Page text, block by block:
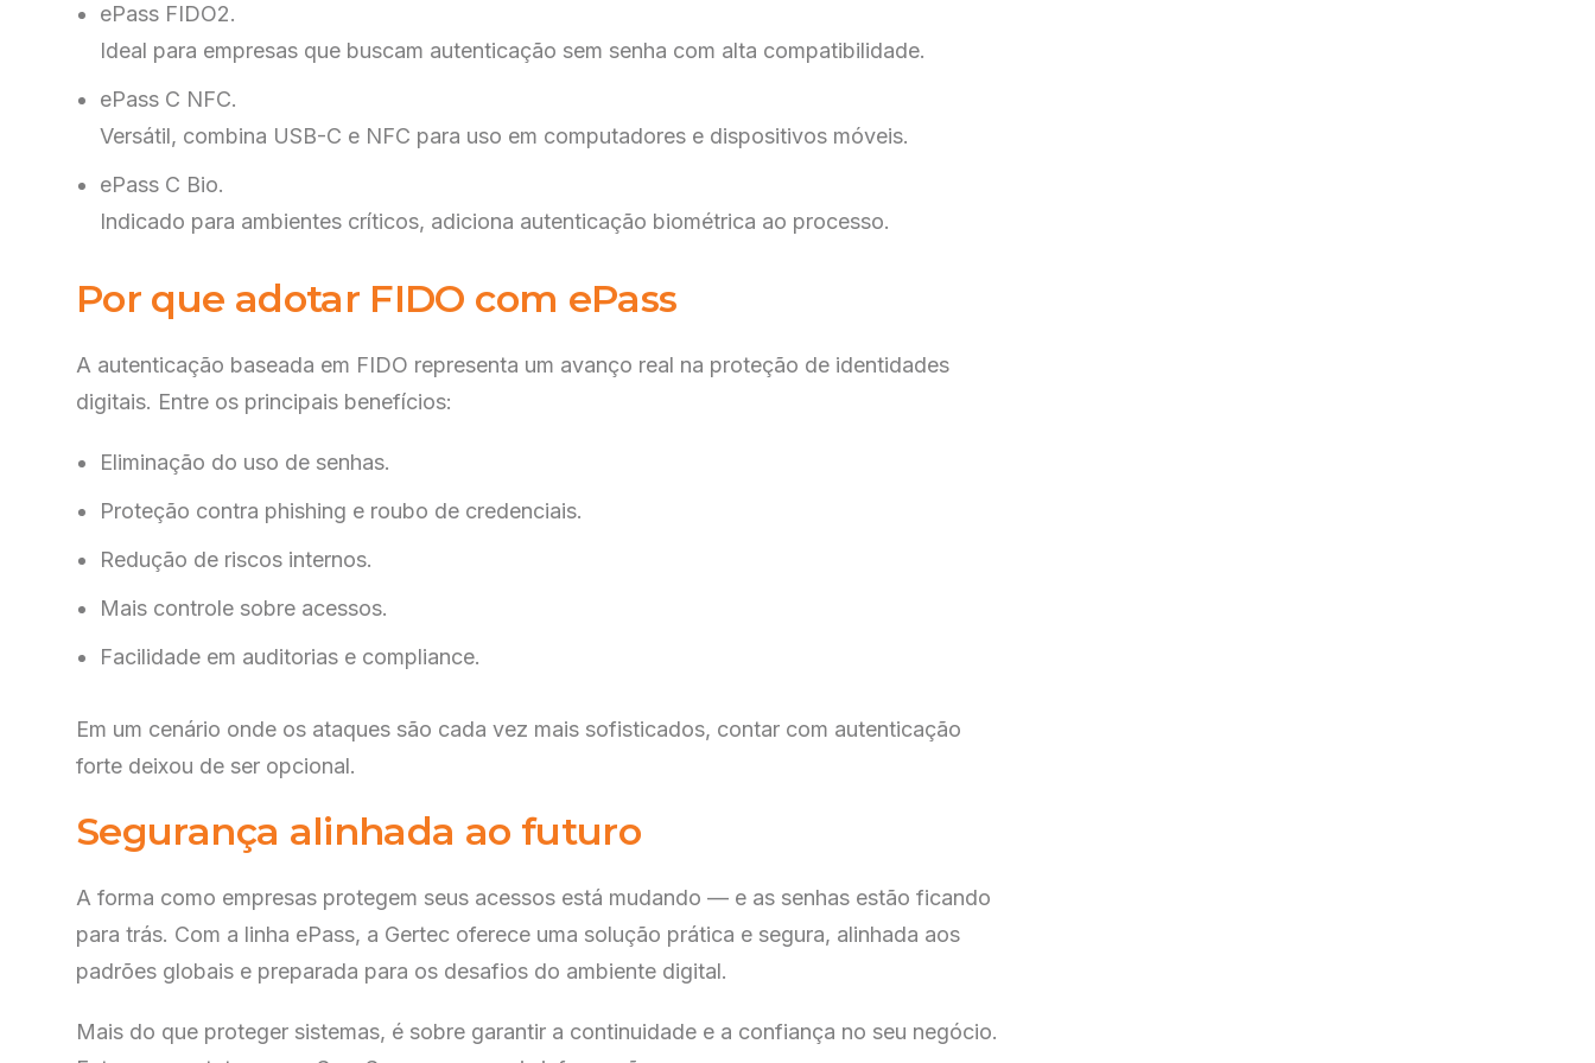
ePass FIDO2.
Ideal para empresas que buscam autenticação sem senha com alta compatibilidade.
ePass C NFC.
Versátil, combina USB-C e NFC para uso em computadores e dispositivos móveis.
ePass C Bio.
Indicado para ambientes críticos, adiciona autenticação biométrica ao processo.
Por que adotar FIDO com ePass
A autenticação baseada em FIDO representa um avanço real na proteção de identidades
digitais. Entre os principais benefícios:
Eliminação do uso de senhas.
Proteção contra phishing e roubo de credenciais.
Redução de riscos internos.
Mais controle sobre acessos.
Facilidade em auditorias e compliance.
Em um cenário onde os ataques são cada vez mais sofisticados, contar com autenticação
forte deixou de ser opcional.
Segurança alinhada ao futuro
A forma como empresas protegem seus acessos está mudando — e as senhas estão ficando
para trás. Com a linha ePass, a Gertec oferece uma solução prática e segura, alinhada aos
padrões globais e preparada para os desafios do ambiente digital.
Mais do que proteger sistemas, é sobre garantir a continuidade e a confiança no seu negócio.